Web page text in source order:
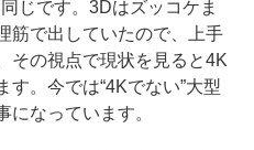
じです。3Dはズッコケま
筋で出していたので、上手
その視点で現状を見ると4K
。今では“4Kでない”大型
になっています。